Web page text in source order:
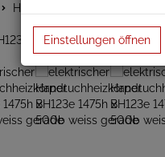
Höhe 1445mm
Einstellungen öffnen